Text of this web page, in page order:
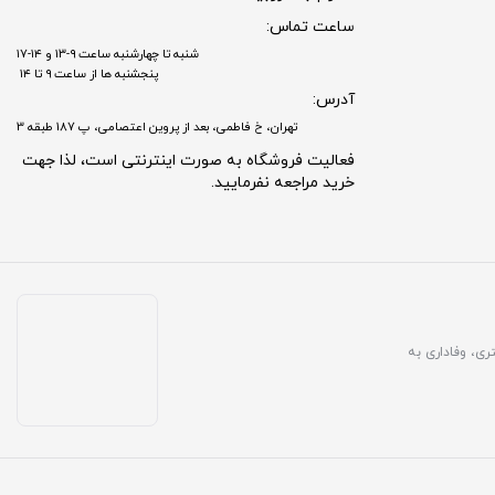
ساعت تماس:
شنبه تا چهارشنبه ساعت ۹-۱۳ و ۱۴-۱۷
پنجشنبه ها از ساعت ۹ تا ۱۴
آدرس:
تهران، خ فاطمی، بعد از پروین اعتصامی، پ 187 طبقه 3
فعالیت فروشگاه به صورت اینترنتی است، لذا جهت
خرید مراجعه نفرمایید.
وفاداری به